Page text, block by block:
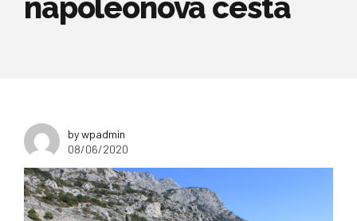
napoleonova cesta
by wpadmin
08/06/2020